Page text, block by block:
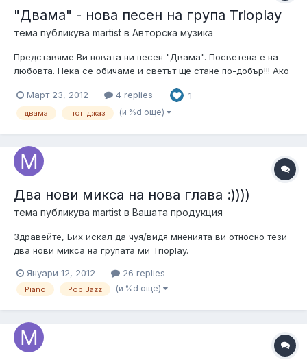
"Двама" - нова песен на група Trioplay
тема публикува martist в Авторска музика
Представяме Ви новата ни песен "Двама". Посветена е на
любовта. Нека се обичаме и светът ще стане по-добър!!! Ако
http://www.reverbnation.com/play_now/song_12635669
http://www.facebook.com/trioplayband Ако Ви харесва може
Март 23, 2012 4 replies 1
двама поп джаз (и %d още)
Два нови микса на нова глава :))))
тема публикува martist в Вашата продукция
Здравейте, Бих искал да чуя/видя мненията ви относно тези
два нови микса на групата ми Trioplay.
http://www.reverbnation.com/c./poni/80863604 Моля, който
пише да сподели на какво слуша и какво му е мнението.
Януари 12, 2012 26 replies
Piano Pop Jazz (и %d още)